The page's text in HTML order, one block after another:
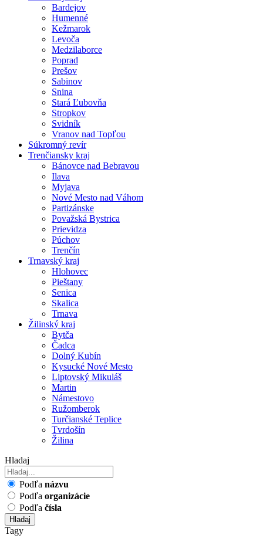
Bardejov
Humenné
Kežmarok
Levoča
Medzilaborce
Poprad
Prešov
Sabinov
Snina
Stará Ľubovňa
Stropkov
Svidník
Vranov nad Topľou
Súkromný revír
Trenčiansky kraj
Bánovce nad Bebravou
Ilava
Myjava
Nové Mesto nad Váhom
Partizánske
Považská Bystrica
Prievidza
Púchov
Trenčín
Trnavský kraj
Hlohovec
Pieštany
Senica
Skalica
Trnava
Žilinský kraj
Bytča
Čadca
Dolný Kubín
Kysucké Nové Mesto
Liptovský Mikuláš
Martin
Námestovo
Ružomberok
Turčianské Teplice
Tvrdošín
Žilina
Hladaj
Podľa názvu
Podľa organizácie
Podľa čísla
Hladaj
Tagy